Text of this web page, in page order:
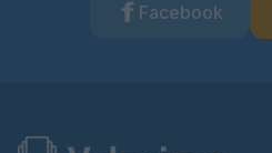
Facebook